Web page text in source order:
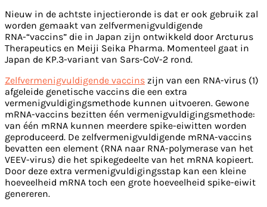
Nieuw in de achtste injectieronde is dat er ook gebruik zal
worden gemaakt van zelfvermenigvuldigende
RNA-“vaccins” die in Japan zijn ontwikkeld door Arcturus
Therapeutics en Meiji Seika Pharma. Momenteel gaat in
Japan de KP.3-variant van Sars-CoV-2 rond.
Zelfvermenigvuldigende vaccins zijn van een RNA-virus (1)
afgeleide genetische vaccins die een extra
vermenigvuldigingsmethode kunnen uitvoeren. Gewone
mRNA-vaccins bezitten één vermenigvuldigingsmethode:
van één mRNA kunnen meerdere spike-eiwitten worden
geproduceerd. De zelfvermenigvuldigende mRNA-vaccins
bevatten een element (RNA naar RNA-polymerase van het
VEEV-virus) die het spikegedeelte van het mRNA kopieert.
Door deze extra vermenigvuldigingsstap kan een kleine
hoeveelheid mRNA toch een grote hoeveelheid spike-eiwit
genereren.